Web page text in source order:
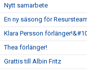
Nytt samarbete
En ny säsong för
Klara Persson
Thea förlänger!
Grattis till Albin Fritz